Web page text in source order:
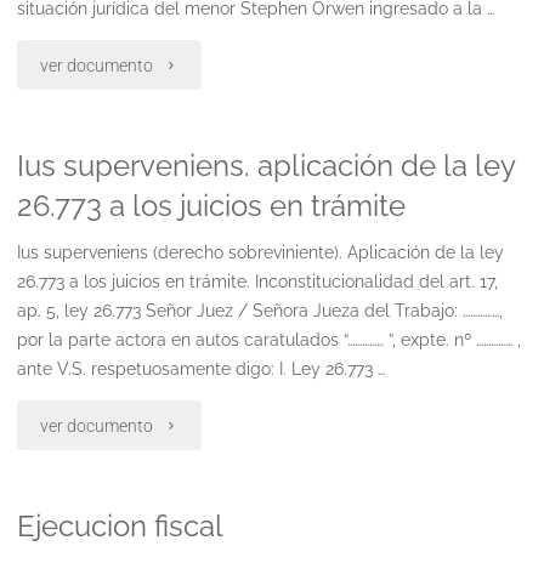
prestaciones
ley
situación jurídica del menor Stephen Orwen ingresado a la …
ver documento "Medida
Ius superveniens. aplicación de la ley
26.773 a los juicios en trámite
Ius superveniens (derecho sobreviniente). Aplicación de la ley
26.773 a los juicios en trámite. Inconstitucionalidad del art. 17,
ap. 5, ley 26.773 Señor Juez / Señora Jueza del Trabajo: ……………,
por la parte actora en autos caratulados “…………… ”, expte. nº …………… ,
ante V.S. respetuosamente digo: I. Ley 26.773 …
ver documento "Ius
aplicación
Ejecucion fiscal